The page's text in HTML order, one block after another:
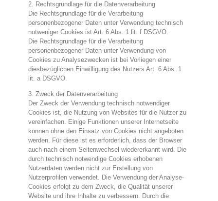
2. Rechtsgrundlage für die Datenverarbeitung
Die Rechtsgrundlage für die Verarbeitung
personenbezogener Daten unter Verwendung technisch
notweniger Cookies ist Art. 6 Abs. 1 lit. f DSGVO.
Die Rechtsgrundlage für die Verarbeitung
personenbezogener Daten unter Verwendung von
Cookies zu Analysezwecken ist bei Vorliegen einer
diesbezüglichen Einwilligung des Nutzers Art. 6 Abs. 1
lit. a DSGVO.
3. Zweck der Datenverarbeitung
Der Zweck der Verwendung technisch notwendiger
Cookies ist, die Nutzung von Websites für die Nutzer zu
vereinfachen. Einige Funktionen unserer Internetseite
können ohne den Einsatz von Cookies nicht angeboten
werden. Für diese ist es erforderlich, dass der Browser
auch nach einem Seitenwechsel wiedererkannt wird. Die
durch technisch notwendige Cookies erhobenen
Nutzerdaten werden nicht zur Erstellung von
Nutzerprofilen verwendet. Die Verwendung der Analyse-
Cookies erfolgt zu dem Zweck, die Qualität unserer
Website und ihre Inhalte zu verbessern. Durch die